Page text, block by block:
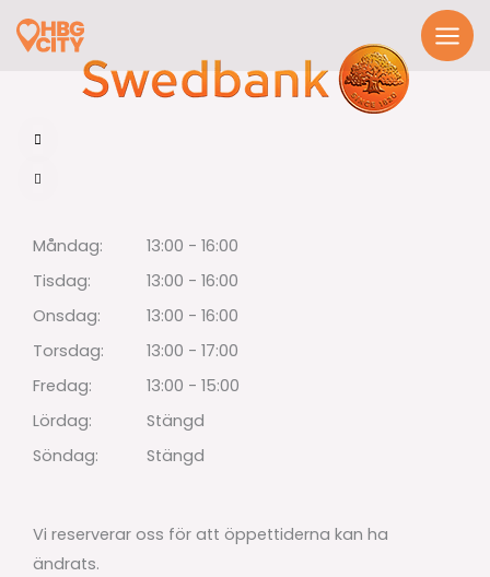
Hoppa
Måndag:
13:00 - 16:00
Tisdag:
13:00 - 16:00
Onsdag:
13:00 - 16:00
Torsdag:
13:00 - 17:00
Fredag:
13:00 - 15:00
Lördag:
Stängd
Söndag:
Stängd
Vi reserverar oss för att öppettiderna kan ha
ändrats.